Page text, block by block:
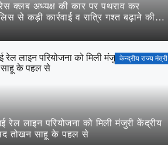
क्लब अध्यक्ष की कार पर पथराव कर
से कड़ी कार्रवाई व रात्रि गश्त बढ़ाने की
केन्द्रीय राज्य मंत्री
रेल लाइन परियोजना को मिली मंजुरी केंद्रीय
तोखन साहू के पहल से